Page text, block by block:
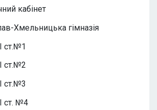
кабінет
Хмельницька гімназія
ст.№1
ст.№2
ст.№3
ст. №4